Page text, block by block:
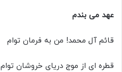
عهد می بندم
قائم آل محمد! من به فرمان توام
قطره ای از موج دریای خروشان توام